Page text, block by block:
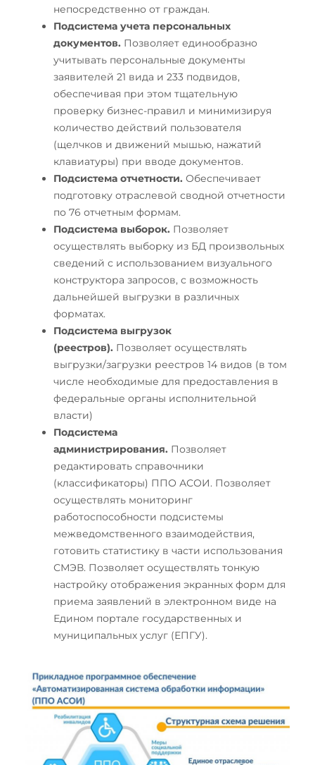
непосредственно от граждан.
Подсистема учета персональных
документов. Позволяет единообразно
учитывать персональные документы
заявителей 21 вида и 233 подвидов,
обеспечивая при этом тщательную
проверку бизнес-правил и минимизируя
количество действий пользователя
(щелчков и движений мышью, нажатий
клавиатуры) при вводе документов.
Подсистема отчетности. Обеспечивает
подготовку отраслевой сводной отчетности
по 76 отчетным формам.
Подсистема выборок. Позволяет
осуществлять выборку из БД произвольных
сведений с использованием визуального
конструктора запросов, с возможность
дальнейшей выгрузки в различных
форматах.
Подсистема выгрузок
(реестров). Позволяет осуществлять
выгрузки/загрузки реестров 14 видов (в том
числе необходимые для предоставления в
федеральные органы исполнительной
власти)
Подсистема
администрирования. Позволяет
редактировать справочники
(классификаторы) ППО АСОИ. Позволяет
осуществлять мониторинг
работоспособности подсистемы
межведомственного взаимодействия,
готовить статистику в части использования
СМЭВ. Позволяет осуществлять тонкую
настройку отображения экранных форм для
приема заявлений в электронном виде на
Едином портале государственных и
муниципальных услуг (ЕПГУ).